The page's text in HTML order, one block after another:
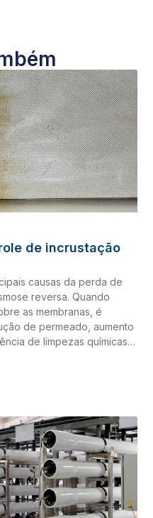
de incrustação
causas da perda de
reversa. Quando
as membranas, é
de permeado, aumento
de limpezas químicas e
ferramenta fundamental
depende de uma
a qualidade da água de
o controle do pH, o
do sistema. Neste
anti-incrustante atua, quais
e por que a prevenção da
bem ajustada, e não